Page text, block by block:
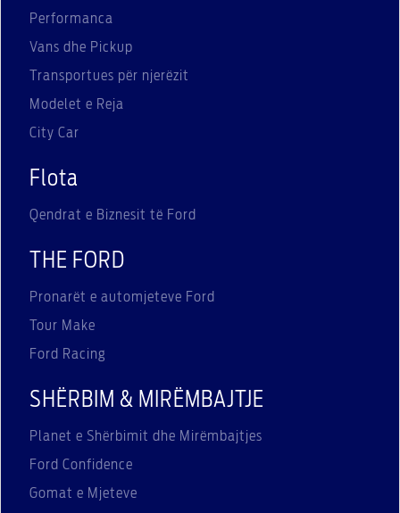
Performanca
Vans dhe Pickup
Transportues për njerëzit
Modelet e Reja
City Car
Flota
Qendrat e Biznesit të Ford
THE FORD
Pronarët e automjeteve Ford
Tour Make
Ford Racing
SHËRBIM & MIRËMBAJTJE
Planet e Shërbimit dhe Mirëmbajtjes
Ford Confidence
Gomat e Mjeteve